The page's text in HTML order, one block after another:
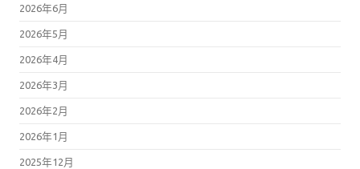
2026年6月
2026年5月
2026年4月
2026年3月
2026年2月
2026年1月
2025年12月